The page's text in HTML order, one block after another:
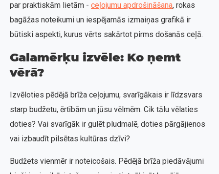
par praktiskām lietām - ceļojumu apdrošināšana, rokas
bagāžas noteikumi un iespējamās izmaiņas grafikā ir
būtiski aspekti, kurus vērts sakārtot pirms došanās ceļā.
Galamērķu izvēle: Ko ņemt
vērā?
Izvēloties pēdējā brīža ceļojumu, svarīgākais ir līdzsvars
starp budžetu, ērtībām un jūsu vēlmēm. Cik tālu vēlaties
doties? Vai svarīgāk ir gulēt pludmalē, doties pārgājienos
vai izbaudīt pilsētas kultūras dzīvi?
Budžets vienmēr ir noteicošais. Pēdējā brīža piedāvājumi